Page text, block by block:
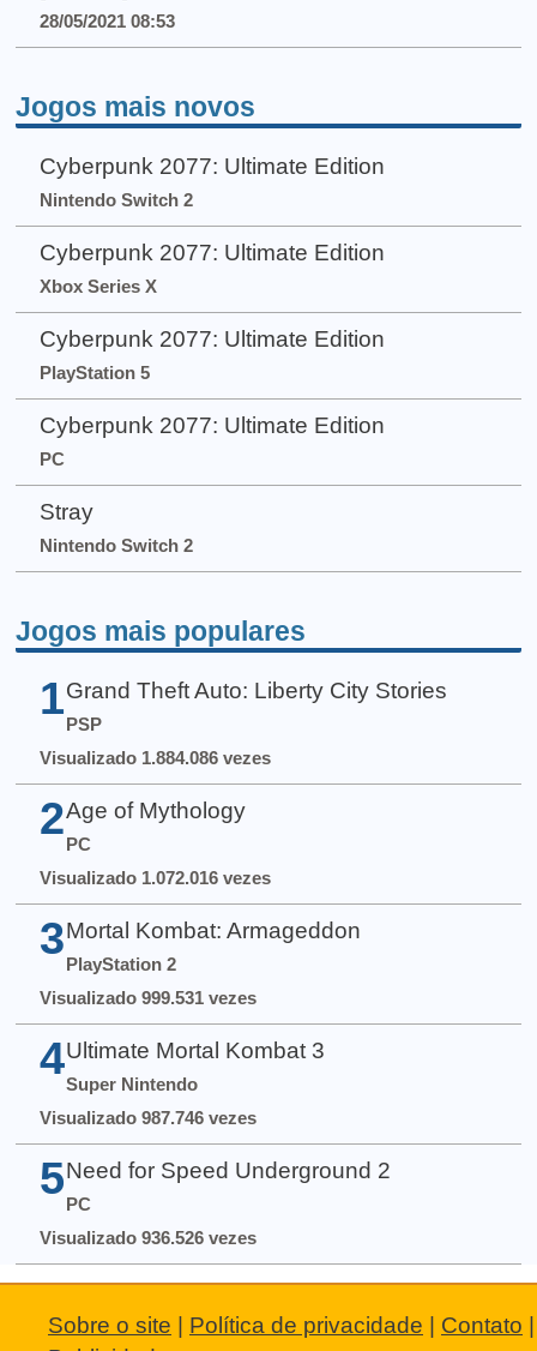
28/05/2021 08:53
Jogos mais novos
Cyberpunk 2077: Ultimate Edition
Nintendo Switch 2
Cyberpunk 2077: Ultimate Edition
Xbox Series X
Cyberpunk 2077: Ultimate Edition
PlayStation 5
Cyberpunk 2077: Ultimate Edition
PC
Stray
Nintendo Switch 2
Jogos mais populares
1 Grand Theft Auto: Liberty City Stories
PSP
Visualizado 1.884.086 vezes
2 Age of Mythology
PC
Visualizado 1.072.016 vezes
3 Mortal Kombat: Armageddon
PlayStation 2
Visualizado 999.531 vezes
4 Ultimate Mortal Kombat 3
Super Nintendo
Visualizado 987.746 vezes
5 Need for Speed Underground 2
PC
Visualizado 936.526 vezes
Sobre o site | Política de privacidade | Contato |